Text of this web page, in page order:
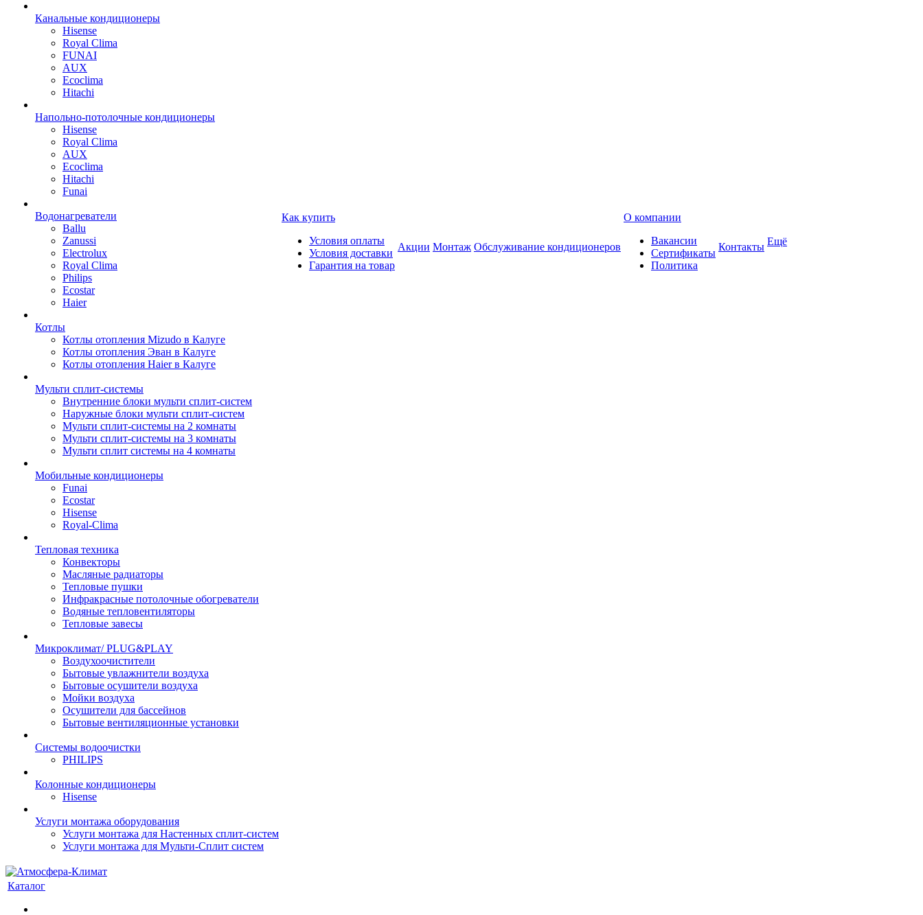
Канальные кондиционеры
Hisense
Royal Clima
FUNAI
AUX
Ecoclima
Hitachi
Напольно-потолочные кондиционеры
Hisense
Royal Clima
AUX
Ecoclima
Hitachi
Funai
Водонагреватели
Ballu
Zanussi
Electrolux
Royal Clima
Philips
Ecostar
Haier
Котлы
Котлы отопления Mizudo в Калуге
Котлы отопления Эван в Калуге
Котлы отопления Haier в Калуге
Мульти сплит-системы
Внутренние блоки мульти сплит-систем
Наружные блоки мульти сплит-систем
Мульти сплит-системы на 2 комнаты
Мульти сплит-системы на 3 комнаты
Мульти сплит системы на 4 комнаты
Мобильные кондиционеры
Funai
Ecostar
Hisense
Royal-Clima
Тепловая техника
Конвекторы
Масляные радиаторы
Тепловые пушки
Инфракрасные потолочные обогреватели
Водяные тепловентиляторы
Тепловые завесы
Микроклимат/ PLUG&PLAY
Воздухоочистители
Бытовые увлажнители воздуха
Бытовые осушители воздуха
Мойки воздуха
Осушители для бассейнов
Бытовые вентиляционные установки
Системы водоочистки
PHILIPS
Колонные кондиционеры
Hisense
Услуги монтажа оборудования
Услуги монтажа для Настенных сплит-систем
Услуги монтажа для Мульти-Сплит систем
Как купить
Условия оплаты
Условия доставки
Гарантия на товар
Акции Монтаж Обслуживание кондиционеров
О компании
Вакансии
Сертификаты
Политика
Контакты Ещё
Каталог